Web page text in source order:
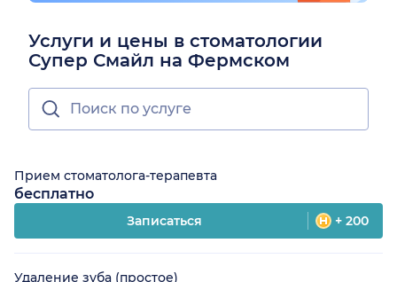
Услуги и цены в стоматологии
Супер Смайл на Фермском
Прием стоматолога-терапевта
бесплатно
Записаться + 200
Удаление зуба (простое)